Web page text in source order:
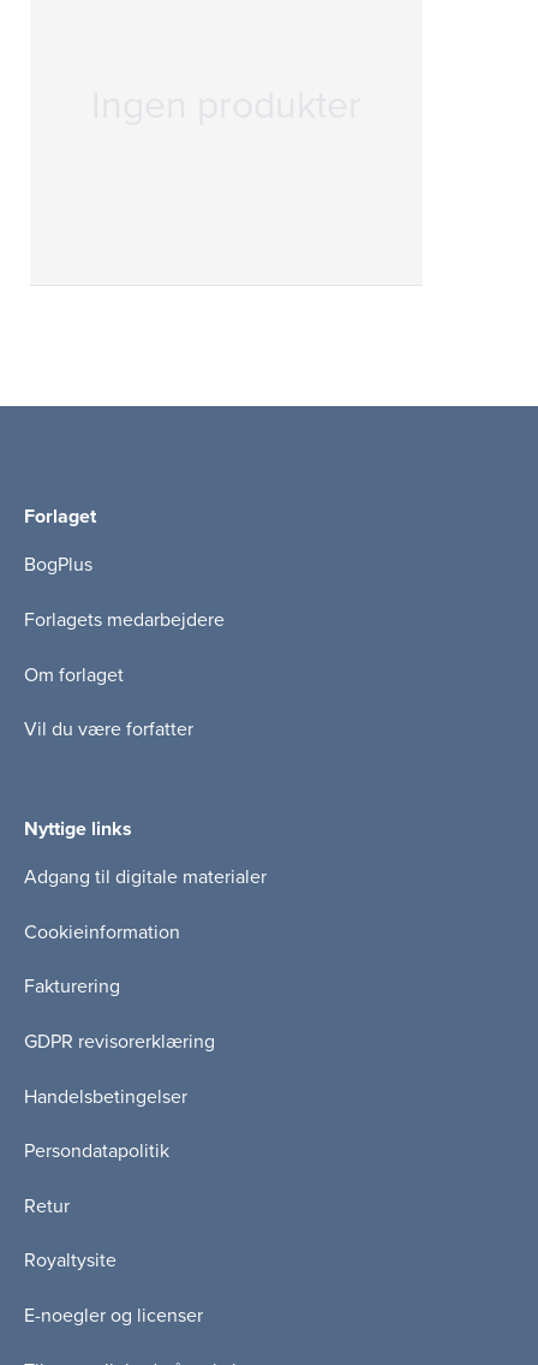
Forlaget
BogPlus
Forlagets medarbejdere
Om forlaget
Vil du være forfatter
Nyttige links
Adgang til digitale materialer
Cookieinformation
Fakturering
GDPR revisorerklæring
Handelsbetingelser
Persondatapolitik
Retur
Royaltysite
E-noegler og licenser